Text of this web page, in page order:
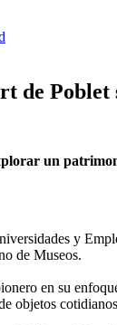
de Poblet
un
y
de Museos.
en su
objetos